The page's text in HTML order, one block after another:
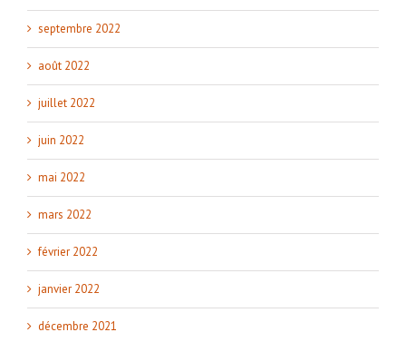
septembre 2022
août 2022
juillet 2022
juin 2022
mai 2022
mars 2022
février 2022
janvier 2022
décembre 2021